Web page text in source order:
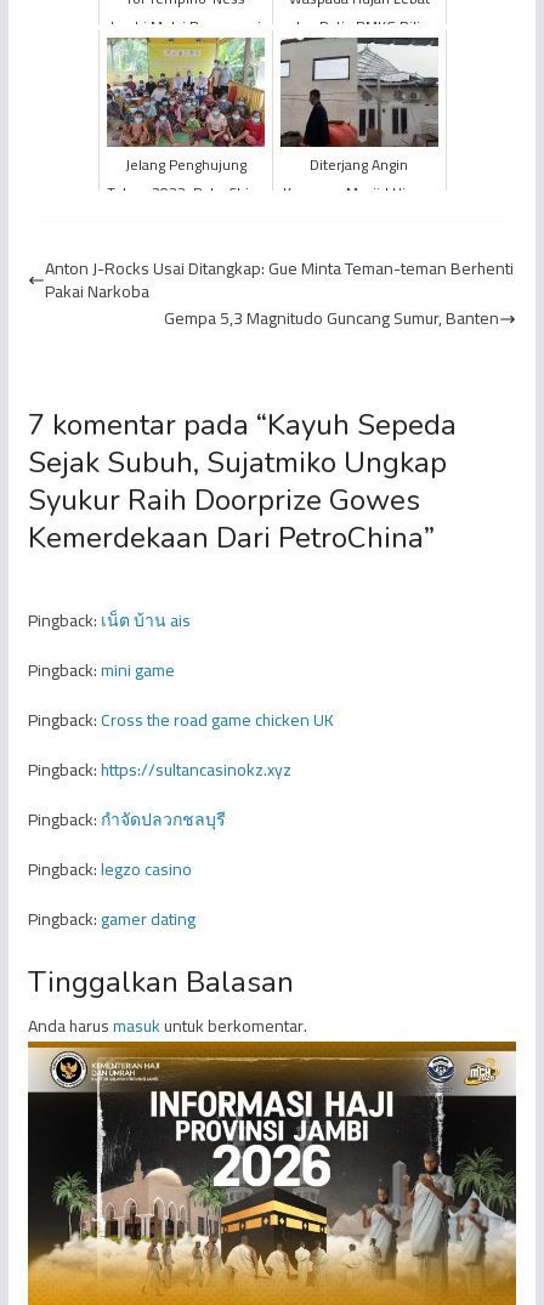
Jambi Mulai Beroperasi
Pada 14 September
2025, Perjalanan
Bayung Len...
dan Petir, BMKG Rilis
Peringatan Dini Cuaca
Jambi
Jelang Penghujung
Tahun 2022, PetroChina
Pendidikan Kep...
Diterjang Angin
Kencang, Masjid Hingga
Anton J-Rocks Usai Ditangkap: Gue Minta Teman-teman Berhenti
Pakai Narkoba
Gempa 5,3 Magnitudo Guncang Sumur, Banten
7 komentar pada “Kayuh Sepeda
Sejak Subuh, Sujatmiko Ungkap
Syukur Raih Doorprize Gowes
Kemerdekaan Dari PetroChina”
Pingback:เน็ต บ้าน ais
Pingback:mini game
Pingback:Cross the road game chicken UK
Pingback:https://sultancasinokz.xyz
Pingback:กำจัดปลวกชลบุรี
Pingback:legzo casino
Pingback:gamer dating
Tinggalkan Balasan
Anda harusmasukuntuk berkomentar.